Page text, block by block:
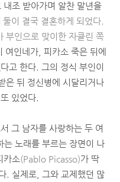
조 받아가며 알찬 말년을
이 결국 결혼하게 되었다.
부인으로 맞이한 자클린 쪽
여인네가, 피카소 죽은 뒤에
고 한다. 그의 정식 부인이
은 뒤 정신병에 시달리거나
있었다.
그 남자를 사랑하는 두 여
노래를 부르는 장면이 나
카소(Pablo Picasso)가 딱
. 실제로, 그와 교제했던 많